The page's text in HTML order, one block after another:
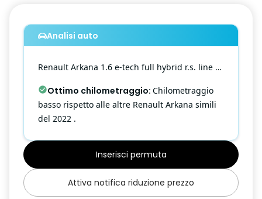
Armonia interna in nero titanio
Assistenza all'uscita dal parcheggio (Rear Cross Traffic
Assistenza alla frenata di emergenza AFU
Assistenza alla partenza in salita (Hill Start Assist)
Avviso attraversamento linea di corsia (Lane Departure
Warning)
Avviso distanza di sicurezza (Distance Warning)
Analisi auto
Renault Arkana 1.6 e-tech full hybrid r.s. line 145cv
Ottimo chilometraggio: Chilometraggio
basso rispetto alle altre Renault Arkana simili
del 2022 .
Inserisci permuta
Attiva notifica riduzione prezzo